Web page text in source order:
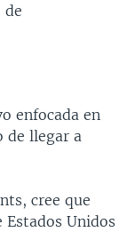
de
enfocada en
de llegar a
cree que
Estados Unidos